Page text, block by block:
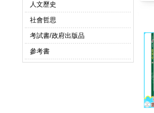
人文歷史
社會哲思
考試書/政府出版品
參考書